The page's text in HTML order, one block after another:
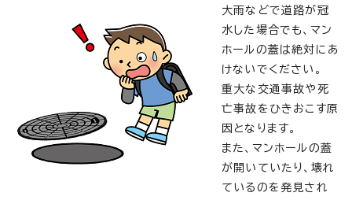
大雨などで道路が冠
水した場合でも、マン
ホールの蓋は絶対にあ
けないでください。
重大な交通事故や死
亡事故をひきおこす原
因となります。
また、マンホールの蓋
が開いていたり、壊れ
ているのを発見され